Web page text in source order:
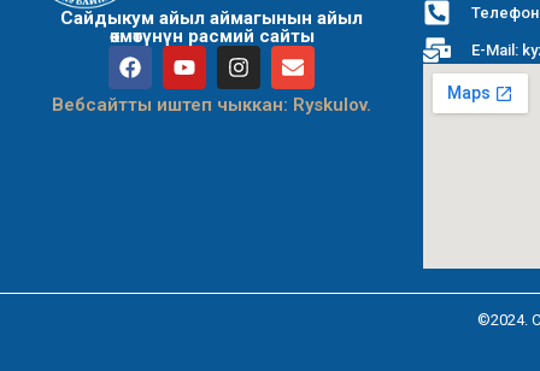
Сайдыкум айыл аймагынын айыл
өкмөтүнүн расмий сайты
Вебсайтты иштеп чыккан: Ryskulov.
E-Mail:
©2024.